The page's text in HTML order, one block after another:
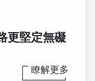
更堅定無礙
瞭解更多